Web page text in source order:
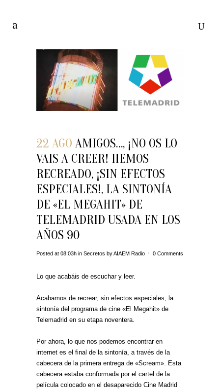
22 AGO AMIGOS…, ¡NO OS LO
VAIS A CREER! HEMOS
RECREADO, ¡SIN EFECTOS
ESPECIALES!, LA SINTONÍA
DE «EL MEGAHIT» DE
TELEMADRID USADA EN LOS
AÑOS 90
Posted at 08:03h in Secretos byAIAEM Radio 0 Comments
Lo que acabáis de escuchar y leer.
Acabamos de recrear, sin efectos especiales, la
sintonía del programa de cine «El Megahit» de
Telemadrid en su etapa noventera.
Por ahora, lo que nos podemos encontrar en
internet es el final de la sintonía, a través de la
cabecera de la primera entrega de «Scream». Esta
cabecera estaba conformada por el cartel de la
película colocado en el desaparecido Cine Madrid